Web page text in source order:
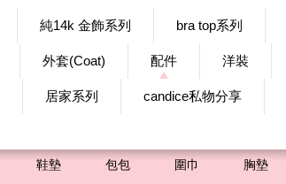
純14k 金飾系列 bra top系列
外套(Coat) 配件 洋裝
居家系列 candice私物分享
鞋墊 包包 圍巾 胸墊